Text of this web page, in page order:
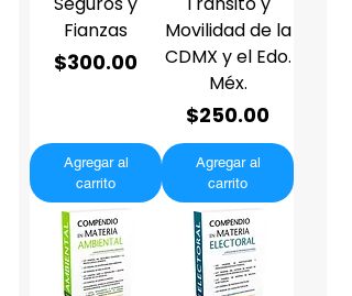
Fianzas
Precio
$300.00
Agregar al
carrito
Movilidad de la
CDMX y el Edo.
Méx.
Precio
$250.00
Agregar al
carrito